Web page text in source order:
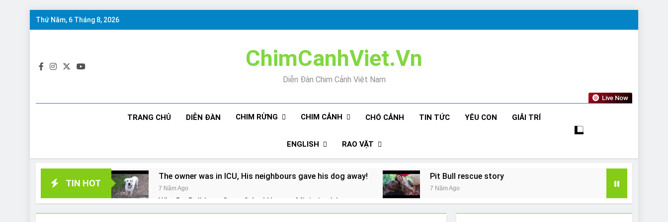
Skip
Thứ Năm, 6 Tháng 8, 2026
ChimCanhViet.Vn
Diễn Đàn Chim Cảnh Việt Nam
Live Now
TRANG CHỦ DIỄN ĐÀN CHIM RỪNG CHIM CẢNH CHÓ CẢNH TIN TỨC YÊU CON GIẢI TRÍ
ENGLISH RAO VẶT
TIN HOT
The owner was in ICU, His neighbours gave his dog away!
7 Năm Ago
Pit Bull rescue story
7 Năm Ago
Why Do Bulldogs Snore? And How to Minimize It!
7 Năm Ago